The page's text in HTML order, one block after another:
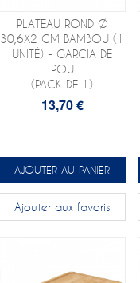
PLATEAU ROND Ø
30,6X2 CM BAMBOU (1
UNITÉ) - GARCIA DE
POU
(PACK DE 1)
13,70 €
AJOUTER AU PANIER
Ajouter aux favoris